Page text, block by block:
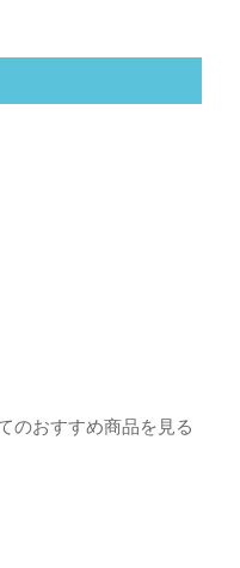
のおすすめ商品を見る